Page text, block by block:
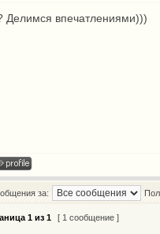
Делимся впечатлениями)))
за:
1 из 1 [ 1 сообщение ]